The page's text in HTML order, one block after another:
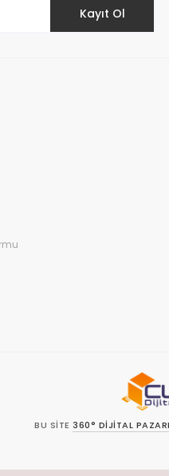
Kayıt Ol
BU SITE 360° DIJITAL